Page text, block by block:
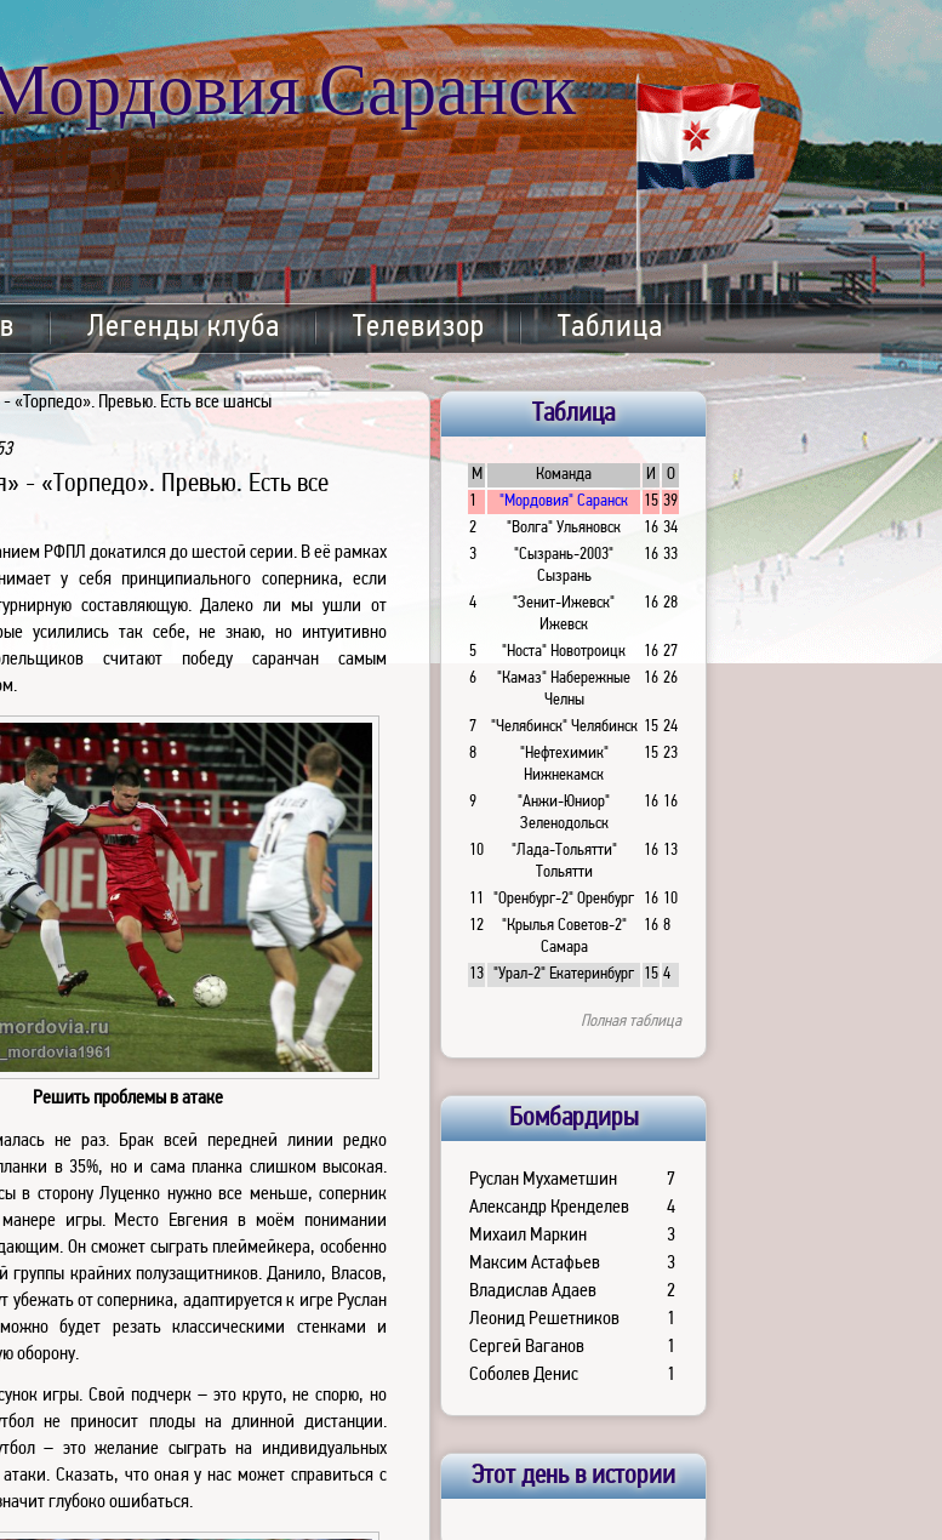
Саранск
Легенды клуба Телевизор Таблица
«Торпедо». Превью. Есть все шансы
- «Торпедо». Превью. Есть все
РФПЛ докатился до шестой серии. В её рамках
у себя принципиального соперника, если
составляющую. Далеко ли мы ушли от
усилились так себе, не знаю, но интуитивно
считают победу саранчан самым
Решить проблемы в атаке
не раз. Брак всей передней линии редко
в 35%, но и сама планка слишком высокая.
в сторону Луценко нужно все меньше, соперник
игры. Место Евгения в моём понимании
Он сможет сыграть плеймейкера, особенно
группы крайних полузащитников. Данило, Власов,
убежать от соперника, адаптируется к игре Руслан
будет резать классическими стенками и
оборону.
игры. Свой подчерк – это круто, не спорю, но
не приносит плоды на длинной дистанции.
– это желание сыграть на индивидуальных
атаки. Сказать, что оная у нас может справиться с
глубоко ошибаться.
Таблица
М Команда И
О
1
"Мордовия" Саранск 15 39
2
"Волга" Ульяновск 16 34
3
"Сызрань-2003"
Сызрань
16 33
4
"Зенит-Ижевск"
Ижевск
16 28
5 "Носта" Новотроицк 16 27
6
"Камаз" Набережные
Челны
16 26
7 "Челябинск" Челябинск 15 24
8
"Нефтехимик"
Нижнекамск
15 23
9
"Анжи-Юниор"
Зеленодольск
16 16
10
"Лада-Тольятти"
Тольятти
16 13
11 "Оренбург-2" Оренбург 16 10
12
"Крылья Советов-2"
Самара
16 8
13 "Урал-2" Екатеринбург 15 4
Полная таблица
Бомбардиры
Руслан Мухаметшин
7
Александр Кренделев
4
Михаил Маркин
3
Максим Астафьев
3
Владислав Адаев
2
Леонид Решетников
1
Сергей Ваганов
1
Соболев Денис
1
Этот день в истории